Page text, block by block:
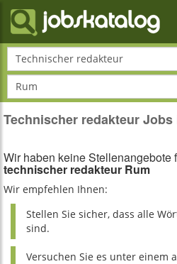
Technischer redakteur
Rum
Technischer redakteur Jobs
Wir haben keine Stellenangebote
technischer redakteur Rum
Wir empfehlen Ihnen:
Stellen Sie sicher, dass alle
sind.
Versuchen Sie es unter einem